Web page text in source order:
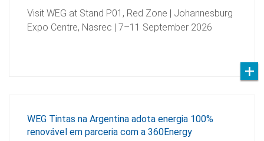
Visit WEG at Stand P01, Red Zone | Johannesburg
Expo Centre, Nasrec | 7–11 September 2026
WEG Tintas na Argentina adota energia 100%
renovável em parceria com a 360Energy